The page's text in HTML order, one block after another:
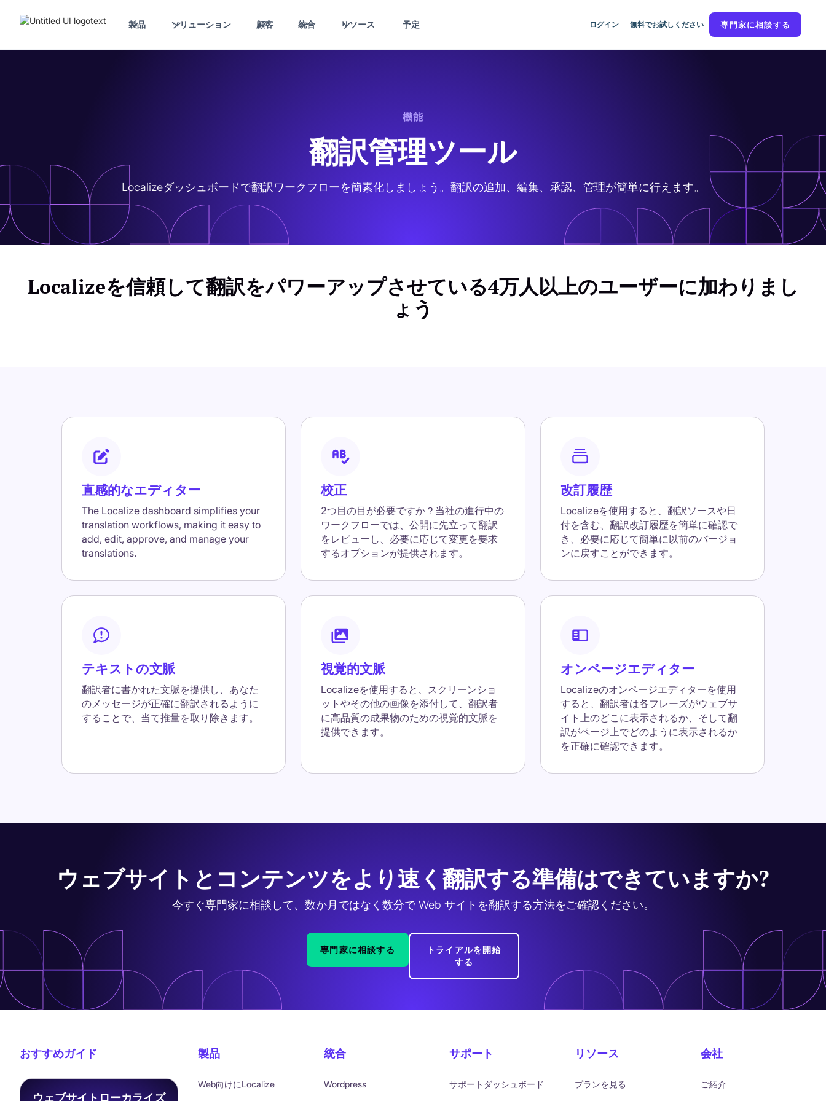
製品 ソリューション 顧客 統合 リソース 予定 ログイン 無料でお試しください 専門家に相談する
機能
翻訳管理ツール
Localizeダッシュボードで翻訳ワークフローを簡素化しましょう。翻訳の追加、編集、承認、管理が簡単に行えます。
Localizeを信頼して翻訳をパワーアップさせている4万人以上のユーザーに加わりまし
ょう
直感的なエディター
The Localize dashboard simplifies your
translation workflows, making it easy to
add, edit, approve, and manage your
translations.
校正
2つ目の目が必要ですか？当社の進行中の
ワークフローでは、公開に先立って翻訳
をレビューし、必要に応じて変更を要求
するオプションが提供されます。
改訂履歴
Localizeを使用すると、翻訳ソースや日
付を含む、翻訳改訂履歴を簡単に確認で
き、必要に応じて簡単に以前のバージョ
ンに戻すことができます。
テキストの文脈
翻訳者に書かれた文脈を提供し、あなた
のメッセージが正確に翻訳されるように
することで、当て推量を取り除きます。
視覚的文脈
Localizeを使用すると、スクリーンショ
ットやその他の画像を添付して、翻訳者
に高品質の成果物のための視覚的文脈を
提供できます。
オンページエディター
Localizeのオンページエディターを使用
すると、翻訳者は各フレーズがウェブサ
イト上のどこに表示されるか、そして翻
訳がページ上でどのように表示されるか
を正確に確認できます。
ウェブサイトとコンテンツをより速く翻訳する準備はできていますか?
今すぐ専門家に相談して、数か月ではなく数分で Web サイトを翻訳する方法をご確認ください。
専門家に相談する
トライアルを開始
する
おすすめガイド
ウェブサイトローカライズ
製品
Web向けにLocalize
統合
Wordpress
サポート
サポートダッシュボード
リソース
プランを見る
会社
ご紹介